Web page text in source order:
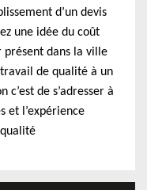
d’un devis
une idée du coût
présent dans la ville
de qualité à un
de s’adresser à
et l’expérience